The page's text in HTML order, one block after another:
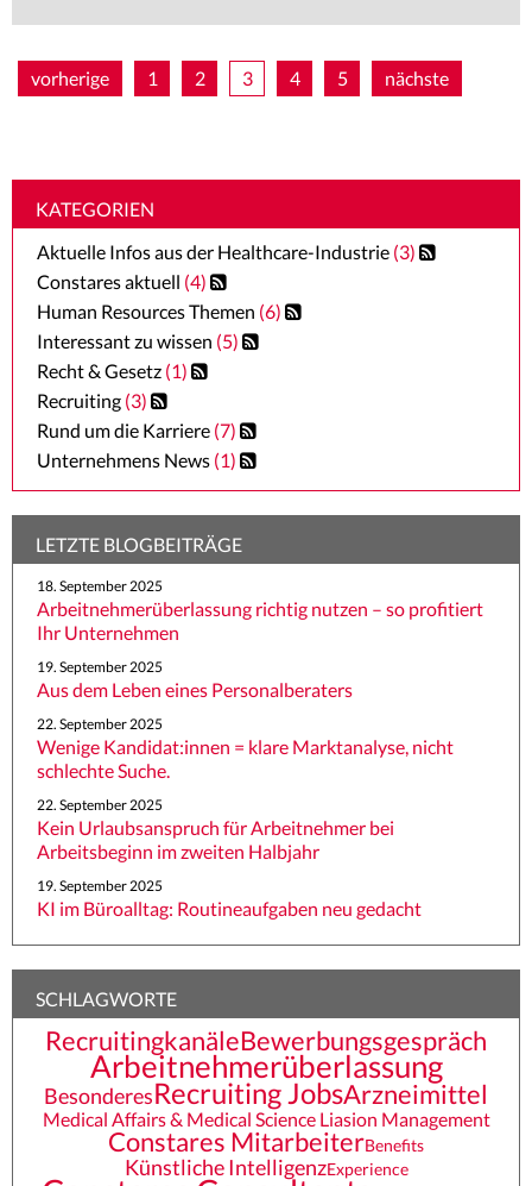
vorherige 1 2 3 4 5 nächste
KATEGORIEN
Aktuelle Infos aus der Healthcare-Industrie (3)
Constares aktuell (4)
Human Resources Themen (6)
Interessant zu wissen (5)
Recht & Gesetz (1)
Recruiting (3)
Rund um die Karriere (7)
Unternehmens News (1)
LETZTE BLOGBEITRÄGE
18. September 2025
Arbeitnehmerüberlassung richtig nutzen – so profitiert
Ihr Unternehmen
19. September 2025
Aus dem Leben eines Personalberaters
22. September 2025
Wenige Kandidat:innen = klare Marktanalyse, nicht
schlechte Suche.
22. September 2025
Kein Urlaubsanspruch für Arbeitnehmer bei
Arbeitsbeginn im zweiten Halbjahr
19. September 2025
KI im Büroalltag: Routineaufgaben neu gedacht
SCHLAGWORTE
RecruitingkanäleBewerbungsgespräch
Arbeitnehmerüberlassung
BesonderesRecruiting JobsArzneimittel
Medical Affairs & Medical Science Liasion Management
Constares MitarbeiterBenefits
Künstliche IntelligenzExperience